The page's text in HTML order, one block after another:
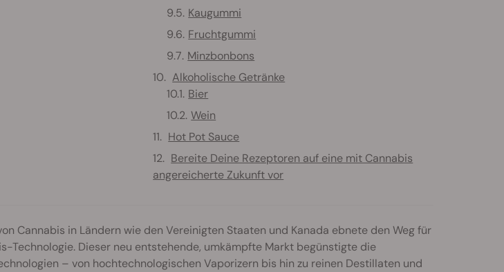
Kaugummi
Fruchtgummi
Minzbonbons
Alkoholische Getränke
Bier
Wein
Hot Pot Sauce
Bereite Deine Rezeptoren auf eine mit Cannabis
angereicherte Zukunft vor
Cannabis in Ländern wie den Vereinigten Staaten und Kanada ebnete den Weg für
Technologie. Dieser neu entstehende, umkämpfte Markt begünstigte die
– von hochtechnologischen Vaporizern bis hin zu reinen Destillaten und